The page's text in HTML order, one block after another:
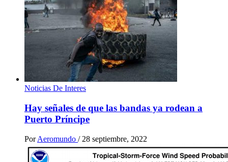
Noticias De Interes
Hay señales de que las bandas ya rodean a
Puerto Príncipe
Por Aeromundo / 28 septiembre, 2022